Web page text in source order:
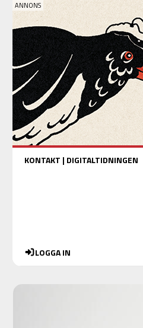
KONTAKT | DIGITALTIDNINGEN
LOGGA IN